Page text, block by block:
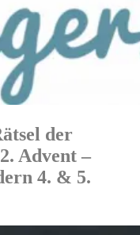
der
Advent –
4. & 5.